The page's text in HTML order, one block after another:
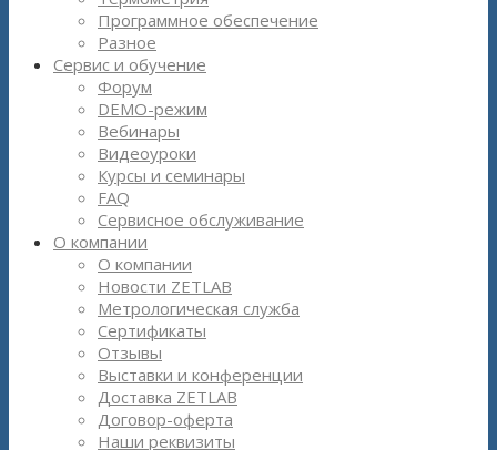
Программное обеспечение
Разное
Сервис и обучение
Форум
DEMO-режим
Вебинары
Видеоуроки
Курсы и семинары
FAQ
Сервисное обслуживание
О компании
О компании
Новости ZETLAB
Метрологическая служба
Сертификаты
Отзывы
Выставки и конференции
Доставка ZETLAB
Договор-оферта
Наши реквизиты